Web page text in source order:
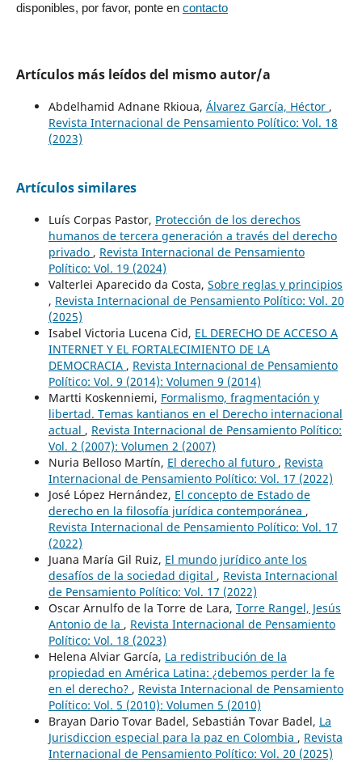
disponibles, por favor, ponte en contacto
Artículos más leídos del mismo autor/a
Abdelhamid Adnane Rkioua, Álvarez García, Héctor ,
Revista Internacional de Pensamiento Político: Vol. 18
(2023)
Artículos similares
Luís Corpas Pastor, Protección de los derechos
humanos de tercera generación a través del derecho
privado , Revista Internacional de Pensamiento
Político: Vol. 19 (2024)
Valterlei Aparecido da Costa, Sobre reglas y principios
, Revista Internacional de Pensamiento Político: Vol. 20
(2025)
Isabel Victoria Lucena Cid, EL DERECHO DE ACCESO A
INTERNET Y EL FORTALECIMIENTO DE LA
DEMOCRACIA , Revista Internacional de Pensamiento
Político: Vol. 9 (2014): Volumen 9 (2014)
Martti Koskenniemi, Formalismo, fragmentación y
libertad. Temas kantianos en el Derecho internacional
actual , Revista Internacional de Pensamiento Político:
Vol. 2 (2007): Volumen 2 (2007)
Nuria Belloso Martín, El derecho al futuro , Revista
Internacional de Pensamiento Político: Vol. 17 (2022)
José López Hernández, El concepto de Estado de
derecho en la filosofía jurídica contemporánea ,
Revista Internacional de Pensamiento Político: Vol. 17
(2022)
Juana María Gil Ruiz, El mundo jurídico ante los
desafíos de la sociedad digital , Revista Internacional
de Pensamiento Político: Vol. 17 (2022)
Oscar Arnulfo de la Torre de Lara, Torre Rangel, Jesús
Antonio de la , Revista Internacional de Pensamiento
Político: Vol. 18 (2023)
Helena Alviar García, La redistribución de la
propiedad en América Latina: ¿debemos perder la fe
en el derecho? , Revista Internacional de Pensamiento
Político: Vol. 5 (2010): Volumen 5 (2010)
Brayan Dario Tovar Badel, Sebastián Tovar Badel, La
Jurisdiccion especial para la paz en Colombia , Revista
Internacional de Pensamiento Político: Vol. 20 (2025)